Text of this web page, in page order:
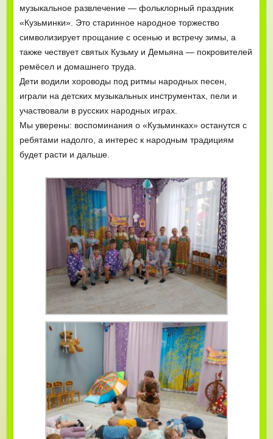
музыкальное развлечение — фольклорный праздник
«Кузьминки». Это старинное народное торжество
символизирует прощание с осенью и встречу зимы, а
также чествует святых Кузьму и Демьяна — покровителей
ремёсел и домашнего труда.
Дети водили хороводы под ритмы народных песен,
играли на детских музыкальных инструментах, пели и
участвовали в русских народных играх.
Мы уверены: воспоминания о «Кузьминках» останутся с
ребятами надолго, а интерес к народным традициям
будет расти и дальше.